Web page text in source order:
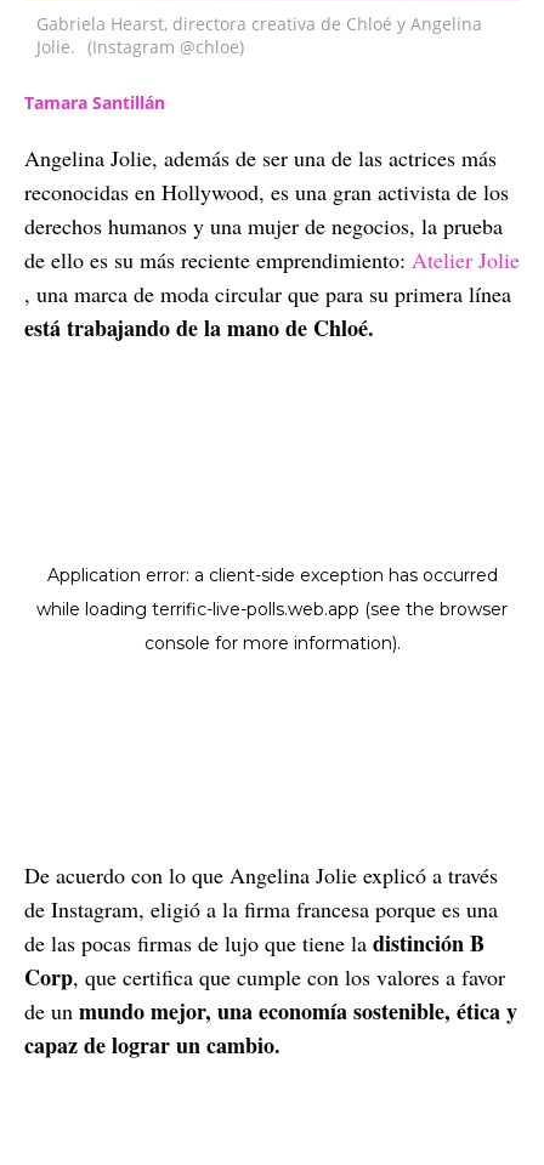
Gabriela Hearst, directora creativa de Chloé y Angelina
Jolie. (Instagram @chloe)
Tamara Santillán
Angelina Jolie, además de ser una de las actrices más
reconocidas en Hollywood, es una gran activista de los
derechos humanos y una mujer de negocios, la prueba
de ello es su más reciente emprendimiento: Atelier Jolie
, una marca de moda circular que para su primera línea
está trabajando de la mano de Chloé.
De acuerdo con lo que Angelina Jolie explicó a través
de Instagram, eligió a la firma francesa porque es una
de las pocas firmas de lujo que tiene la distinción B
Corp, que certifica que cumple con los valores a favor
de un mundo mejor, una economía sostenible, ética y
capaz de lograr un cambio.